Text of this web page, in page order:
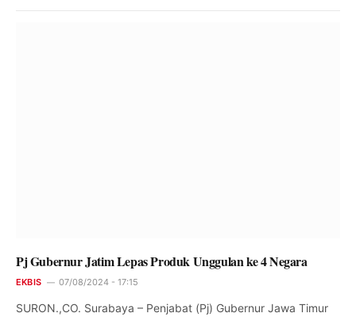
Pj Gubernur Jatim Lepas Produk Unggulan ke 4 Negara
EKBIS 07/08/2024 - 17:15
SURON.,CO. Surabaya – Penjabat (Pj) Gubernur Jawa Timur